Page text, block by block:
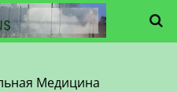
Медицина